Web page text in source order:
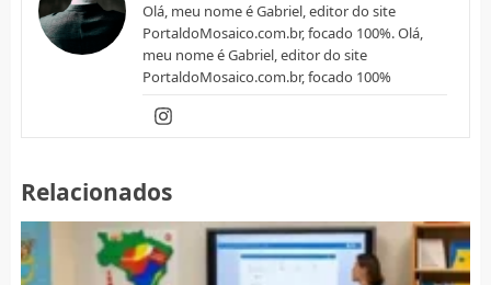
Olá, meu nome é Gabriel, editor do site
PortaldoMosaico.com.br, focado 100%. Olá,
meu nome é Gabriel, editor do site
PortaldoMosaico.com.br, focado 100%
Relacionados